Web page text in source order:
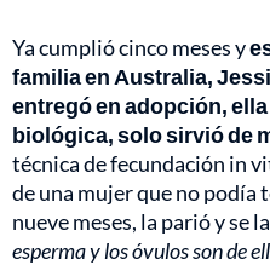
Ya cumplió cinco meses y
familia en Australia,
entregó en adopción,
biológica, solo sirvió de
técnica de fecundación in
de una mujer que no podía
nueve meses, la parió y se
esperma y los óvulos son de